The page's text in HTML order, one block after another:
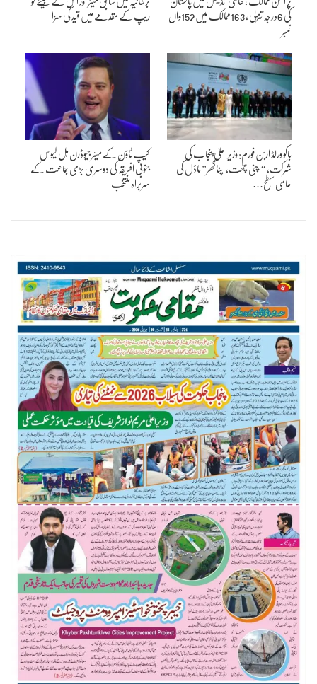
کی 6درجہ تنزلی ، 163ممالک میں 152واں
نمبر
ریپ کے مقدمے میں قید کی سزا
باکو ورلڈ اربن فورم: وزیراعلیٰ پنجاب کی
شرکت، “اپنی چھت، اپنا گھر” ماڈل کی
عالمی سطح…
کیپ ٹاؤن کے میئر جیوڈرن ہل لیوس
جنوبی افریقہ کی دوسری بڑی جماعت کے
سربراہ منتخب